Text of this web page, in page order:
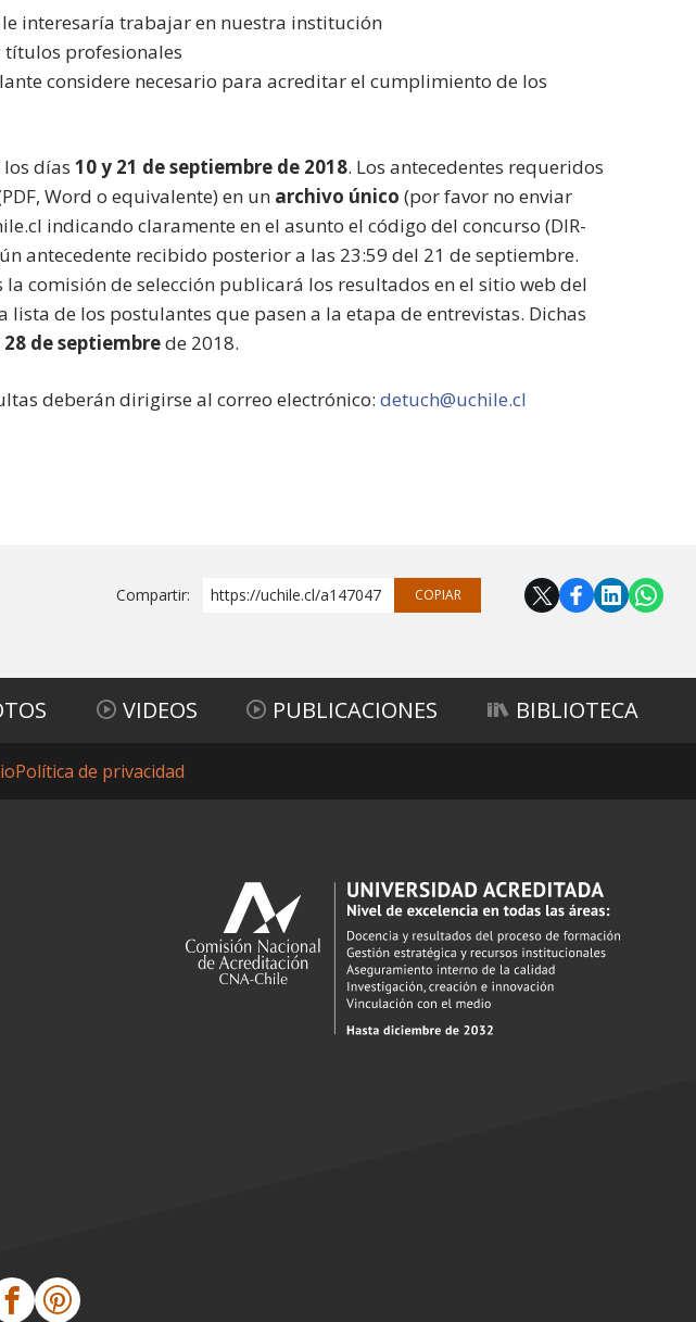
interesaría trabajar en nuestra institución
títulos profesionales
considere necesario para acreditar el cumplimiento de los
los días10 y 21 de septiembre de 2018. Los antecedentes requeridos
Word o equivalente) en un archivo único (por favor no enviar
indicando claramente en el asunto el código del concurso (DIR-
antecedente recibido posterior a las 23:59 del 21 de septiembre.
comisión de selección publicará los resultados en el sitio web del
lista de los postulantes que pasen a la etapa de entrevistas. Dichas
28 de septiembrede 2018.
deberán dirigirse al correo electrónico:detuch@uchile.cl
Compartir: https://uchile.cl/a147047 COPIAR
VIDEOS PUBLICACIONES BIBLIOTECA
Política de privacidad